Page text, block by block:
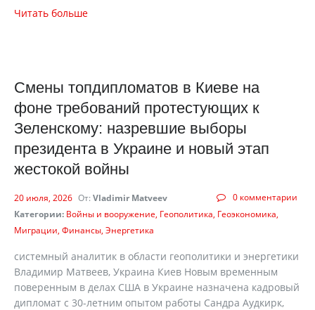
Читать больше
Смены топдипломатов в Киеве на
фоне требований протестующих к
Зеленскому: назревшие выборы
президента в Украине и новый этап
жестокой войны
0 комментарии
20 июля, 2026 От: Vladimir Matveev
Категории: Войны и вооружение Геополитика Геоэкономика
Миграции Финансы Энергетика
cистемный аналитик в области геополитики и энергетики
Владимир Матвеев, Украина Киев Новым временным
поверенным в делах США в Украине назначена кадровый
дипломат с 30-летним опытом работы Сандра Аудкирк,